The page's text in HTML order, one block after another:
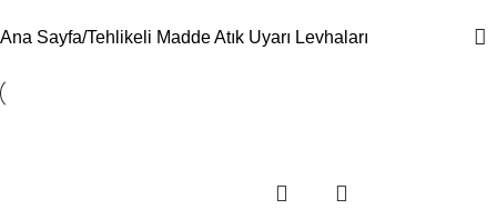
Ana Sayfa Tehlikeli Madde Atık Uyarı Levhaları